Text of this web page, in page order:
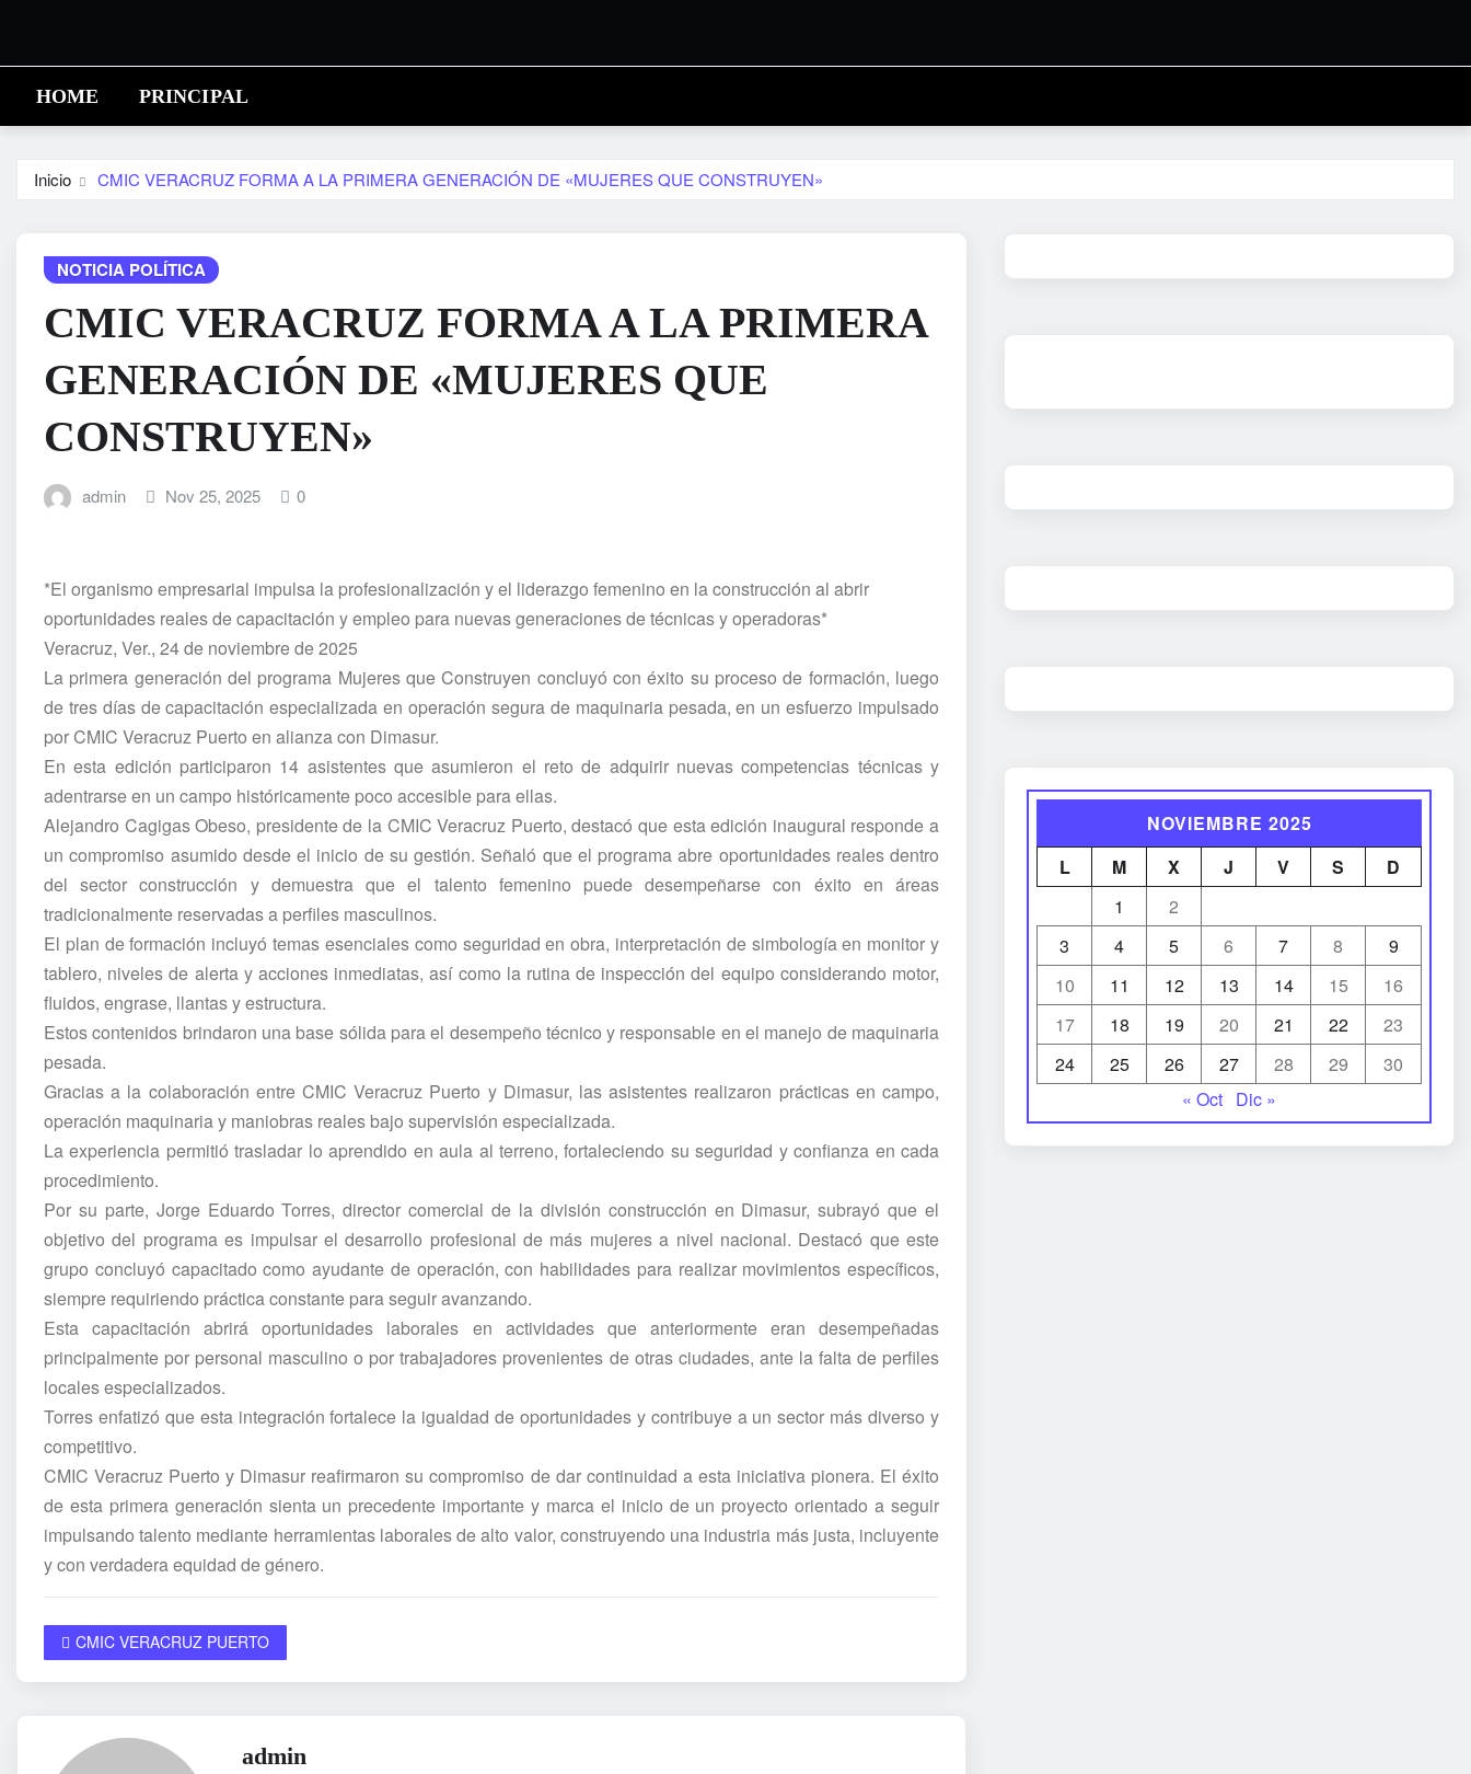
contenido
HOME PRINCIPAL
Inicio CMIC VERACRUZ FORMA A LA PRIMERA GENERACIÓN DE «MUJERES QUE CONSTRUYEN»
NOTICIA POLÍTICA
CMIC VERACRUZ FORMA A LA PRIMERA
GENERACIÓN DE «MUJERES QUE
CONSTRUYEN»
admin Nov 25, 2025 0
*El organismo empresarial impulsa la profesionalización y el liderazgo femenino en la construcción al abrir
oportunidades reales de capacitación y empleo para nuevas generaciones de técnicas y operadoras*
Veracruz, Ver., 24 de noviembre de 2025
La primera generación del programa Mujeres que Construyen concluyó con éxito su proceso de formación, luego
de tres días de capacitación especializada en operación segura de maquinaria pesada, en un esfuerzo impulsado
por CMIC Veracruz Puerto en alianza con Dimasur.
En esta edición participaron 14 asistentes que asumieron el reto de adquirir nuevas competencias técnicas y
adentrarse en un campo históricamente poco accesible para ellas.
Alejandro Cagigas Obeso, presidente de la CMIC Veracruz Puerto, destacó que esta edición inaugural responde a
un compromiso asumido desde el inicio de su gestión. Señaló que el programa abre oportunidades reales dentro
del sector construcción y demuestra que el talento femenino puede desempeñarse con éxito en áreas
tradicionalmente reservadas a perfiles masculinos.
El plan de formación incluyó temas esenciales como seguridad en obra, interpretación de simbología en monitor y
tablero, niveles de alerta y acciones inmediatas, así como la rutina de inspección del equipo considerando motor,
fluidos, engrase, llantas y estructura.
Estos contenidos brindaron una base sólida para el desempeño técnico y responsable en el manejo de maquinaria
pesada.
Gracias a la colaboración entre CMIC Veracruz Puerto y Dimasur, las asistentes realizaron prácticas en campo,
operación maquinaria y maniobras reales bajo supervisión especializada.
La experiencia permitió trasladar lo aprendido en aula al terreno, fortaleciendo su seguridad y confianza en cada
procedimiento.
Por su parte, Jorge Eduardo Torres, director comercial de la división construcción en Dimasur, subrayó que el
objetivo del programa es impulsar el desarrollo profesional de más mujeres a nivel nacional. Destacó que este
grupo concluyó capacitado como ayudante de operación, con habilidades para realizar movimientos específicos,
siempre requiriendo práctica constante para seguir avanzando.
Esta capacitación abrirá oportunidades laborales en actividades que anteriormente eran desempeñadas
principalmente por personal masculino o por trabajadores provenientes de otras ciudades, ante la falta de perfiles
locales especializados.
Torres enfatizó que esta integración fortalece la igualdad de oportunidades y contribuye a un sector más diverso y
competitivo.
CMIC Veracruz Puerto y Dimasur reafirmaron su compromiso de dar continuidad a esta iniciativa pionera. El éxito
de esta primera generación sienta un precedente importante y marca el inicio de un proyecto orientado a seguir
impulsando talento mediante herramientas laborales de alto valor, construyendo una industria más justa, incluyente
y con verdadera equidad de género.
CMIC VERACRUZ PUERTO
admin
NOVIEMBRE 2025
L
M X J V S
D
1
2
3
4 5 6 7 8
9
10
11 12 13 14 15
16
17
18 19 20 21 22
23
24
25 26 27 28 29
30
« Oct Dic »